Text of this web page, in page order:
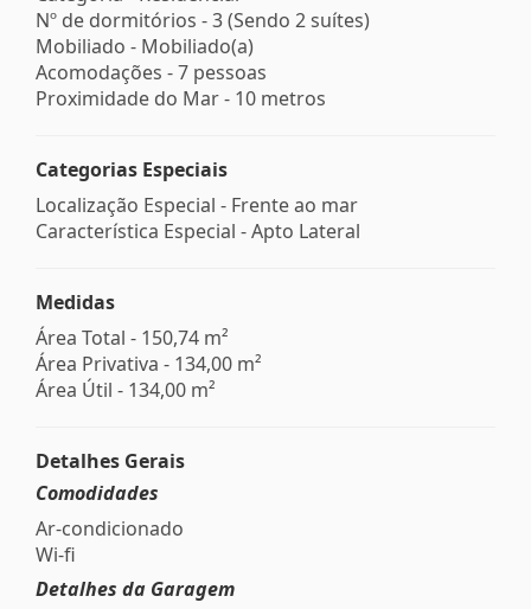
Nº de dormitórios - 3 (Sendo 2 suítes)
Mobiliado - Mobiliado(a)
Acomodações - 7 pessoas
Proximidade do Mar - 10 metros
Categorias Especiais
Localização Especial - Frente ao mar
Característica Especial - Apto Lateral
Medidas
Área Total - 150,74 m²
Área Privativa - 134,00 m²
Área Útil - 134,00 m²
Detalhes Gerais
Comodidades
Ar-condicionado
Wi-fi
Detalhes da Garagem